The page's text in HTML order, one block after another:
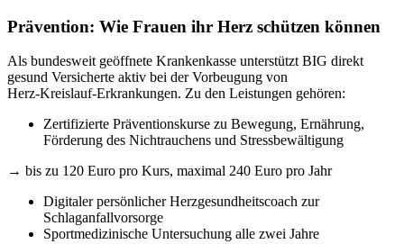
Prävention: Wie Frauen ihr Herz schützen können
Als bundesweit geöffnete Krankenkasse unterstützt BIG direkt
gesund Versicherte aktiv bei der Vorbeugung von
Herz‑Kreislauf‑Erkrankungen. Zu den Leistungen gehören:
Zertifizierte Präventionskurse zu Bewegung, Ernährung,
Förderung des Nichtrauchens und Stressbewältigung
→ bis zu 120 Euro pro Kurs, maximal 240 Euro pro Jahr
Digitaler persönlicher Herzgesundheitscoach zur
Schlaganfallvorsorge
Sportmedizinische Untersuchung alle zwei Jahre